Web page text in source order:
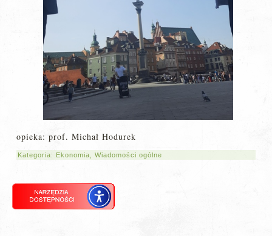
opieka: prof. Michał Hodurek
Kategoria: Ekonomia ,Wiadomości ogólne